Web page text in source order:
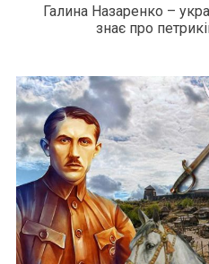
Галина Назаренко –
знає про